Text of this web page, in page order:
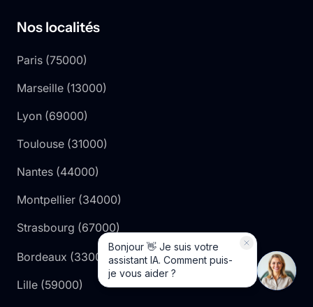
Nos localités
Paris (75000)
Marseille (13000)
Lyon (69000)
Toulouse (31000)
Nantes (44000)
Montpellier (34000)
Strasbourg (67000)
Bordeaux (33000 )
Lille (59000)